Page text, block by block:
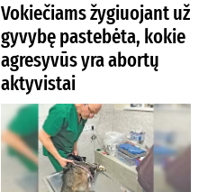
Vokiečiams žygiuojant už
gyvybę pastebėta, kokie
agresyvūs yra abortų
aktyvistai